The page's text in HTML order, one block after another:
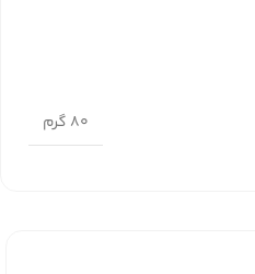
80 گرم